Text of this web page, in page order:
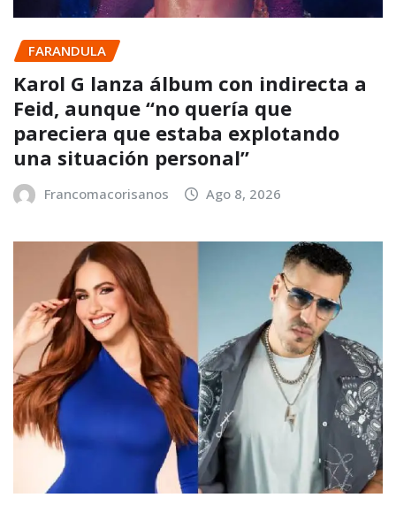
FARANDULA
Karol G lanza álbum con indirecta a
Feid, aunque “no quería que
pareciera que estaba explotando
una situación personal”
Francomacorisanos Ago 8, 2026